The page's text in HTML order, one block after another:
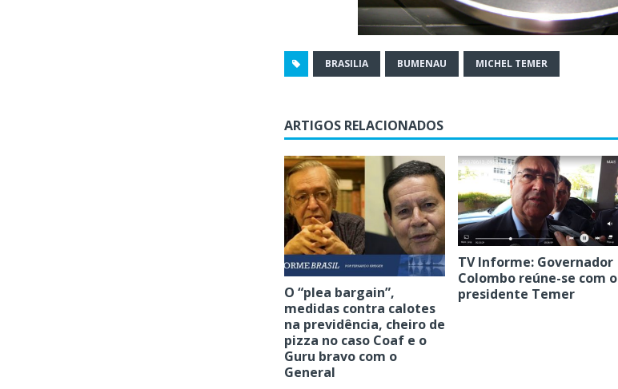
BRASILIA BUMENAU MICHEL TEMER
ARTIGOS RELACIONADOS
O “plea bargain”,
medidas contra calotes
na previdência, cheiro de
pizza no caso Coaf e o
Guru bravo com o
General
TV Informe: Governador
Colombo reúne-se com o
presidente Temer